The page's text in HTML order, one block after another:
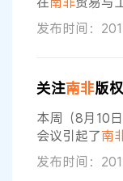
仔细审查了《
非约翰内斯堡
DTI随后将该
和盗版问题的
相关者（包括
发布时间：
关注南非版权
本周（8月10
会议引起了南
法修正案》草
权，文化发展
发布时间：